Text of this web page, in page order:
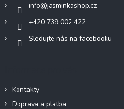
info@jasminkashop.cz
+420 739 002 422
Sledujte nás na facebooku
Kontakty
Doprava a platba